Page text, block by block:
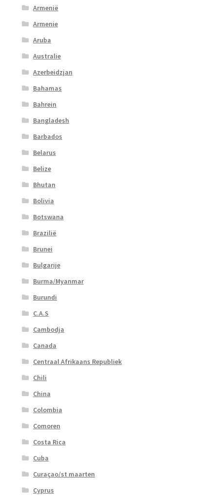
Armenië
Armenie
Aruba
Australie
Azerbeidzjan
Bahamas
Bahrein
Bangladesh
Barbados
Belarus
Belize
Bhutan
Bolivia
Botswana
Brazilië
Brunei
Bulgarije
Burma/Myanmar
Burundi
C.A.S
Cambodja
Canada
Centraal Afrikaans Republiek
Chili
China
Colombia
Comoren
Costa Rica
Cuba
Curaçao/st maarten
Cyprus